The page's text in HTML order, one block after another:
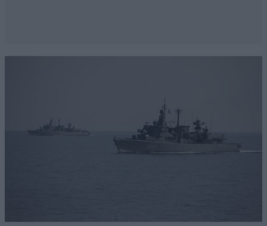
Διαγραφή ιθαγένειας στους γερμανοτσολιάδες τύπου